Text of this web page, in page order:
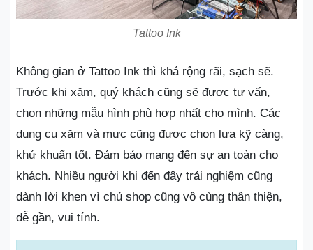
Tattoo Ink
Không gian ở Tattoo Ink thì khá rộng rãi, sạch sẽ.
Trước khi xăm, quý khách cũng sẽ được tư vấn,
chọn những mẫu hình phù hợp nhất cho mình. Các
dụng cụ xăm và mực cũng được chọn lựa kỹ càng,
khử khuẩn tốt. Đảm bảo mang đến sự an toàn cho
khách. Nhiều người khi đến đây trải nghiệm cũng
dành lời khen vì chủ shop cũng vô cùng thân thiện,
dễ gần, vui tính.